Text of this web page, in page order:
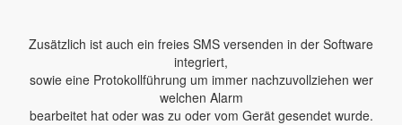
Zusätzlich ist auch ein freies SMS versenden in der Software
integriert,
sowie eine Protokollführung um immer nachzuvollziehen wer
welchen Alarm
bearbeitet hat oder was zu oder vom Gerät gesendet wurde.